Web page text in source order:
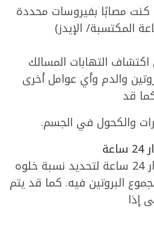
مصابًا بفيروسات محددة
المكتسبة/ الإيدز)
التهابات المسالك
والدم وأي عوامل أخرى
قد
والكحول في الجسم.
يتم جمع البول على مدار 24 ساعة لتحديد نسبة خلوه
البروتين فيه. كما قد يتم
إذا